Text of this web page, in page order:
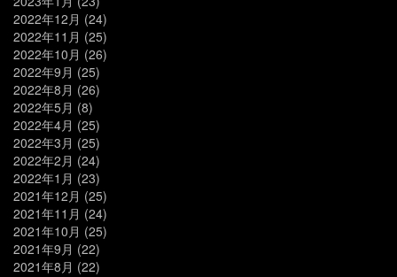
2022年12月 (24)
2022年11月 (25)
2022年10月 (26)
2022年9月 (25)
2022年8月 (26)
2022年5月 (8)
2022年4月 (25)
2022年3月 (25)
2022年2月 (24)
2022年1月 (23)
2021年12月 (25)
2021年11月 (24)
2021年10月 (25)
2021年9月 (22)
2021年8月 (22)